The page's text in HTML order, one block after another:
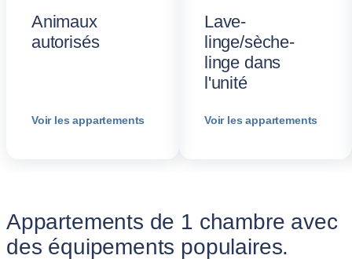
Animaux
autorisés
Voir les appartements
Lave-
linge/sèche-
linge dans
l'unité
Voir les appartements
Appartements de 1 chambre avec
des équipements populaires.